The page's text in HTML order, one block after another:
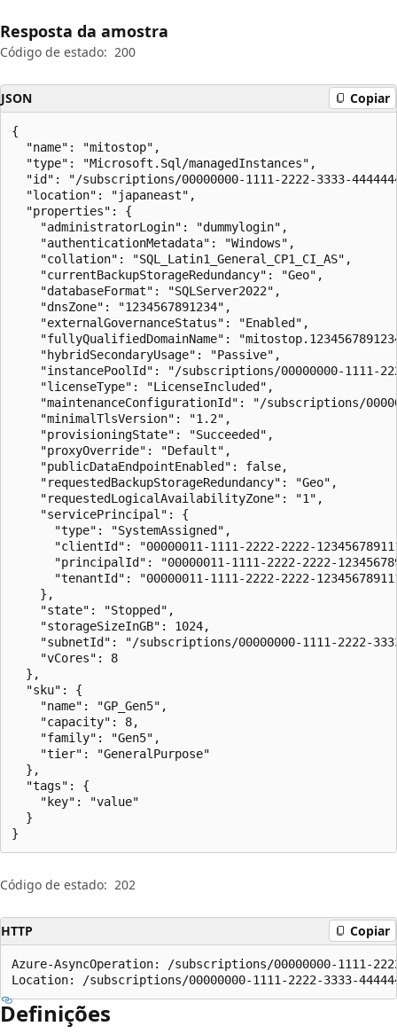
Resposta da amostra
Código de estado: 200
JSON Copiar
{
  "name": "mitostop",
  "type": "Microsoft.Sql/managedInstances",
"id": "/subscriptions/00000000-1111-2222-3333-
  "location": "japaneast",
  "properties": {
    "administratorLogin": "dummylogin",
    "authenticationMetadata": "Windows",
    "collation": "SQL_Latin1_General_CP1_CI_AS",
    "currentBackupStorageRedundancy": "Geo",
    "databaseFormat": "SQLServer2022",
    "dnsZone": "1234567891234",
    "externalGovernanceStatus": "Enabled",
"fullyQualifiedDomainName":
    "hybridSecondaryUsage": "Passive",
"instancePoolId": "/subscriptions/00000000-1111-
    "licenseType": "LicenseIncluded",
"maintenanceConfigurationId": "/subscriptions/
    "minimalTlsVersion": "1.2",
    "provisioningState": "Succeeded",
    "proxyOverride": "Default",
    "publicDataEndpointEnabled": false,
    "requestedBackupStorageRedundancy": "Geo",
    "requestedLogicalAvailabilityZone": "1",
    "servicePrincipal": {
      "type": "SystemAssigned",
"clientId": "00000011-1111-2222-2222-
"principalId": "00000011-1111-2222-2222-
"tenantId": "00000011-1111-2222-2222-
    },
    "state": "Stopped",
    "storageSizeInGB": 1024,
"subnetId": "/subscriptions/00000000-1111-2222-
    "vCores": 8
  },
  "sku": {
    "name": "GP_Gen5",
    "capacity": 8,
    "family": "Gen5",
    "tier": "GeneralPurpose"
  },
  "tags": {
    "key": "value"
  }
}
Código de estado: 202
HTTP Copiar
Azure-AsyncOperation: /subscriptions/00000000-1111-
Location: /subscriptions/00000000-1111-2222-3333-
Definições